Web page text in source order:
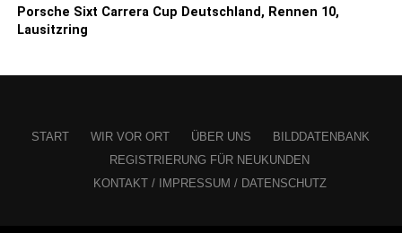
Porsche Sixt Carrera Cup Deutschland, Rennen 10,
Lausitzring
START WIR VOR ORT ÜBER UNS
BILDDATENBANK
REGISTRIERUNG FÜR NEUKUNDEN
KONTAKT / IMPRESSUM / DATENSCHUTZ